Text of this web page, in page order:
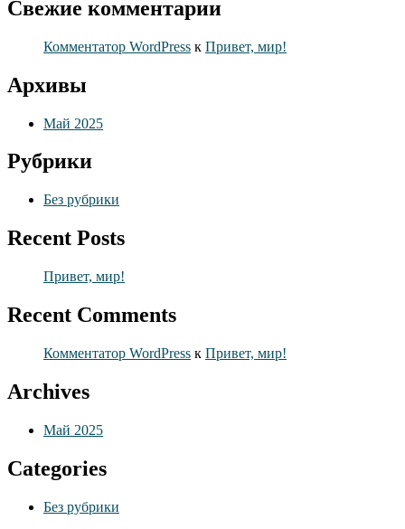
Свежие комментарии
Комментатор WordPress к Привет, мир!
Архивы
Май 2025
Рубрики
Без рубрики
Recent Posts
Привет, мир!
Recent Comments
Комментатор WordPress к Привет, мир!
Archives
Май 2025
Categories
Без рубрики